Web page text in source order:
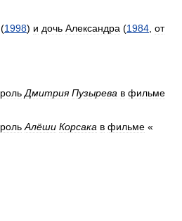
(1998) и дочь Александра (1984 от
роль Дмитрия Пузырева в фильме
роль Алёши Корсака в фильме «